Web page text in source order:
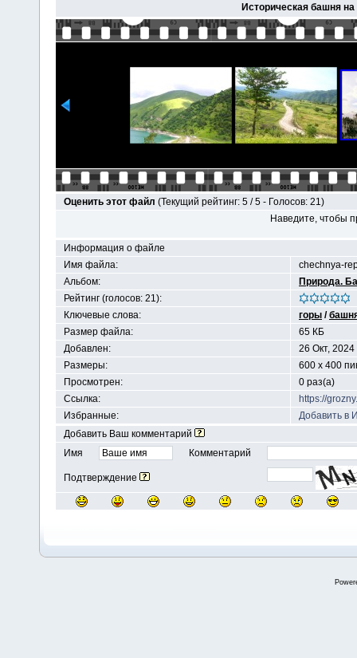
Историческая башня
Оценить этот файл (Текущий рейтинг: 5 / 5 - Голосов: 21)
Наведите, чтобы
Информация о файле
Имя файла:
chechnya-
Альбом:
Природа.
Рейтинг (голосов: 21):
Ключевые слова:
горы /
Размер файла:
65 КБ
Добавлен:
26 Окт, 2024
Размеры:
600 x 400
Просмотрен:
0 раз(а)
Ссылка:
https://
Избранные:
Добавить в
Добавить Ваш комментарий
Имя
Комментарий
Подтверждение